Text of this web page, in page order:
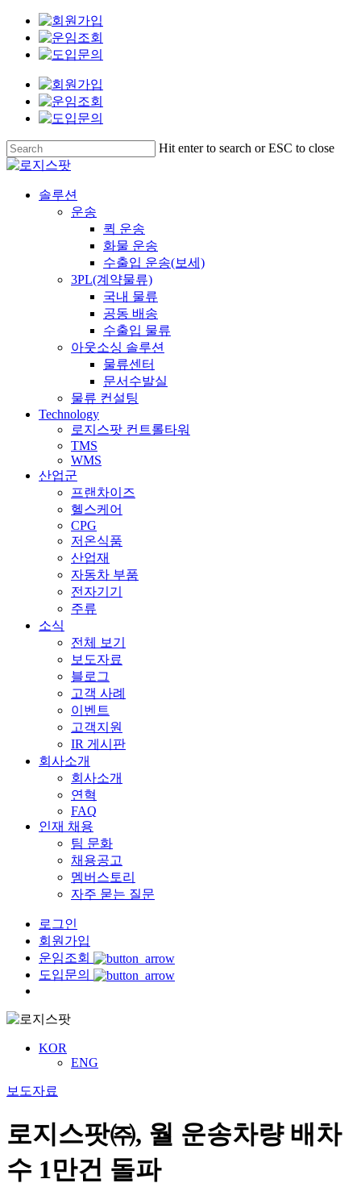
Skip
content
Hit enter to search or ESC to close
Close
Menu
솔루션
운송
퀵 운송
화물 운송
수출입 운송(보세)
3PL(계약물류)
국내 물류
공동 배송
수출입 물류
아웃소싱 솔루션
물류센터
문서수발실
물류 컨설팅
Technology
로지스팟 컨트롤타워
TMS
WMS
산업군
프랜차이즈
헬스케어
CPG
저온식품
산업재
자동차 부품
전자기기
주류
소식
전체 보기
보도자료
블로그
고객 사례
이벤트
고객지원
IR 게시판
회사소개
회사소개
연혁
FAQ
인재 채용
팀 문화
채용공고
멤버스토리
자주 묻는 질문
로그인
회원가입
운임조회
도입문의
KOR
ENG
보도자료
로지스팟㈜, 월 운송차량 배차
수 1만건 돌파